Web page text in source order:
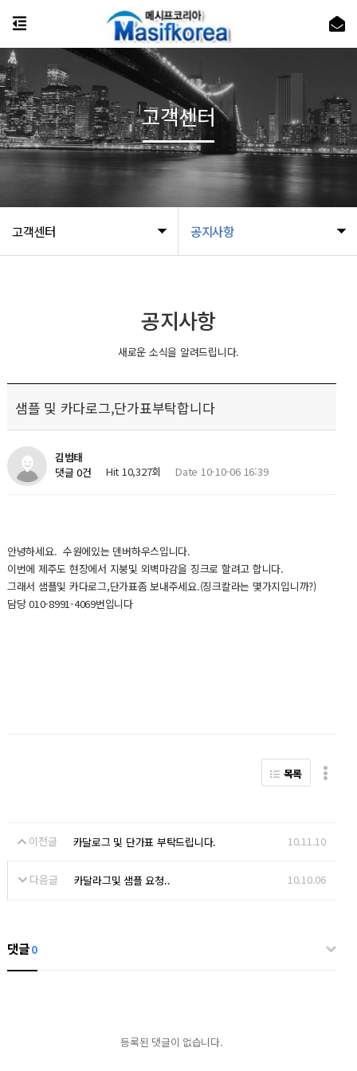
고객센터 공지사항
고객센터
공지사항
새로운 소식을 알려드립니다.
샘플 및 카다로그,단가표부탁합니다
김범태
댓글 0건
Hit 10,327회 Date 10-10-06 16:39
안녕하세요. 수원에있는 덴버하우스입니다.
이번에 제주도 현장에서 지붕및 외벽마감을 징크로 할려고 합니다.
그래서 샘플및 카다로그,단가표좀 보내주세요.(징크칼라는 몇가지입니까?)
담당 010-8991-4069번입니다
목록
이전글 카달로그 및 단가표 부탁드립니다. 10.11.10
다음글 카달라그및 샘플 요청.. 10.10.06
댓글0
등록된 댓글이 없습니다.